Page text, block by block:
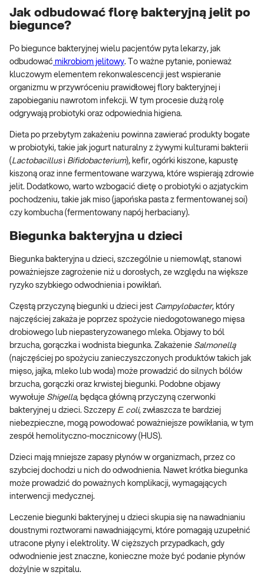
Jak odbudować florę bakteryjną jelit po
biegunce?
Po biegunce bakteryjnej wielu pacjentów pyta lekarzy, jak
odbudować mikrobiom jelitowy. To ważne pytanie, ponieważ
kluczowym elementem rekonwalescencji jest wspieranie
organizmu w przywróceniu prawidłowej flory bakteryjnej i
zapobieganiu nawrotom infekcji. W tym procesie dużą rolę
odgrywają probiotyki oraz odpowiednia higiena.
Dieta po przebytym zakażeniu powinna zawierać produkty bogate
w probiotyki, takie jak jogurt naturalny z żywymi kulturami bakterii
( Lactobacillusi Bifidobacterium), kefir, ogórki kiszone, kapustę
kiszoną oraz inne fermentowane warzywa, które wspierają zdrowie
jelit. Dodatkowo, warto wzbogacić dietę o probiotyki o azjatyckim
pochodzeniu, takie jak miso (japońska pasta z fermentowanej soi)
czy kombucha (fermentowany napój herbaciany).
Biegunka bakteryjna u dzieci
Biegunka bakteryjna u dzieci, szczególnie u niemowląt, stanowi
poważniejsze zagrożenie niż u dorosłych, ze względu na większe
ryzyko szybkiego odwodnienia i powikłań.
Częstą przyczyną biegunki u dzieci jest Campylobacter, który
najczęściej zakaża je poprzez spożycie niedogotowanego mięsa
drobiowego lub niepasteryzowanego mleka. Objawy to ból
brzucha, gorączka i wodnista biegunka. Zakażenie Salmonellą
(najczęściej po spożyciu zanieczyszczonych produktów takich jak
mięso, jajka, mleko lub woda) może prowadzić do silnych bólów
brzucha, gorączki oraz krwistej biegunki. Podobne objawy
wywołuje Shigella, będąca główną przyczyną czerwonki
bakteryjnej u dzieci. Szczepy E. coli, zwłaszcza te bardziej
niebezpieczne, mogą powodować poważniejsze powikłania, w tym
zespół hemolityczno-mocznicowy (HUS).
Dzieci mają mniejsze zapasy płynów w organizmach, przez co
szybciej dochodzi u nich do odwodnienia. Nawet krótka biegunka
może prowadzić do poważnych komplikacji, wymagających
interwencji medycznej.
Leczenie biegunki bakteryjnej u dzieci skupia się na nawadnianiu
doustnymi roztworami nawadniającymi, które pomagają uzupełnić
utracone płyny i elektrolity. W cięższych przypadkach, gdy
odwodnienie jest znaczne, konieczne może być podanie płynów
dożylnie w szpitalu.